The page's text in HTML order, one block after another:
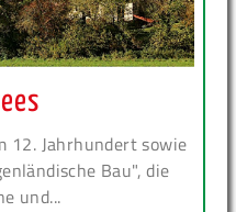
12. Jahrhundert sowie
Bau", die
und...